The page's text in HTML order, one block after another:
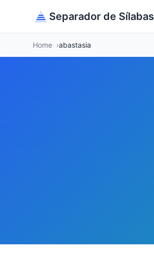
Separador de Sílabas
Home abastasia